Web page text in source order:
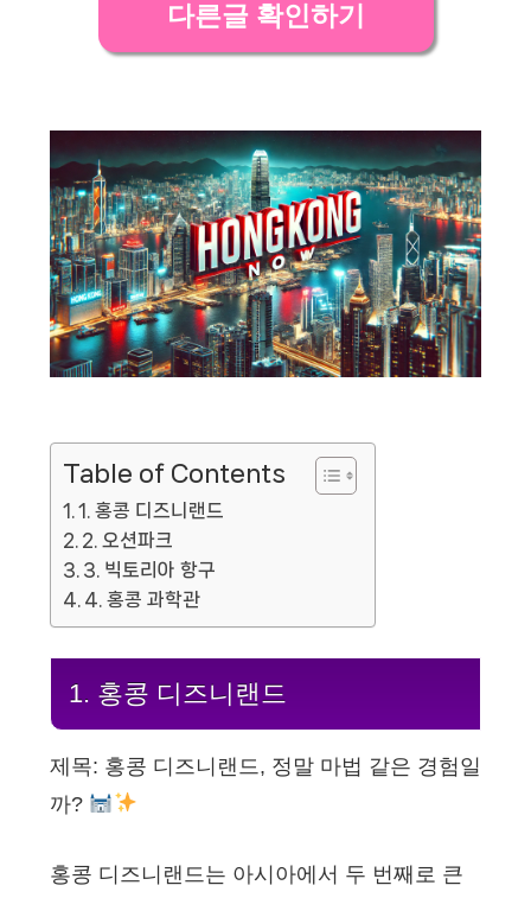
다른글 확인하기
Table of Contents
1. 홍콩 디즈니랜드
2. 오션파크
3. 빅토리아 항구
4. 홍콩 과학관
1. 홍콩 디즈니랜드
제목: 홍콩 디즈니랜드, 정말 마법 같은 경험일
까?
홍콩 디즈니랜드는 아시아에서 두 번째로 큰